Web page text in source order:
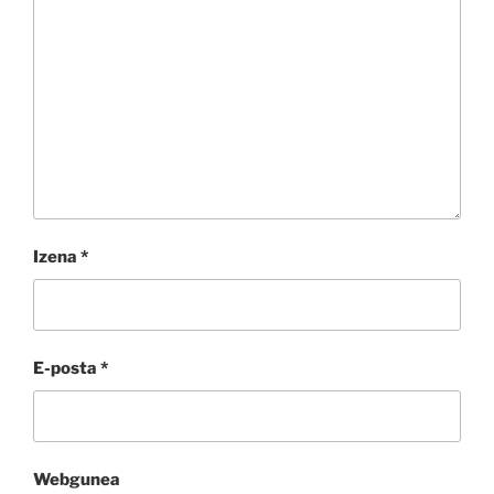
Izena *
E-posta *
Webgunea